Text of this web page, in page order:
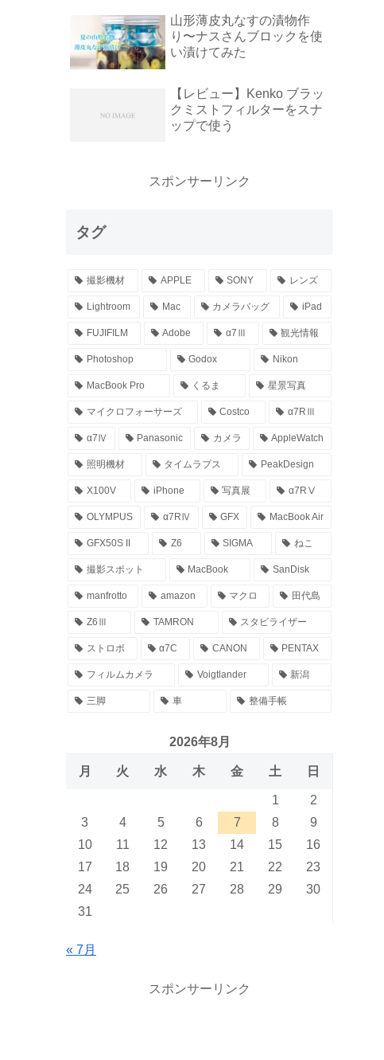
山形薄皮丸なすの漬物作
り〜ナスさんブロックを使
い漬けてみた
【レビュー】Kenko ブラッ
クミストフィルターをスナ
ップで使う
スポンサーリンク
タグ
撮影機材 APPLE SONY レンズ
Lightroom Mac カメラバッグ iPad
FUJIFILM Adobe α7Ⅲ 観光情報
Photoshop Godox Nikon
MacBook Pro くるま 星景写真
マイクロフォーサーズ Costco α7RⅢ
α7Ⅳ Panasonic カメラ AppleWatch
照明機材 タイムラプス PeakDesign
X100V iPhone 写真展 α7RⅤ
OLYMPUS α7RⅣ GFX MacBook Air
GFX50S II Z6 SIGMA ねこ
撮影スポット MacBook SanDisk
manfrotto amazon マクロ 田代島
Z6Ⅲ TAMRON スタビライザー
ストロボ α7C CANON PENTAX
フィルムカメラ Voigtlander 新潟
三脚 車 整備手帳
2026年8月
月 火 水 木 金 土 日
1
2
3
4 5 6 7 8
9
10
11 12 13 14 15
16
17
18 19 20 21 22
23
24
25 26 27 28 29
30
31
« 7月
スポンサーリンク